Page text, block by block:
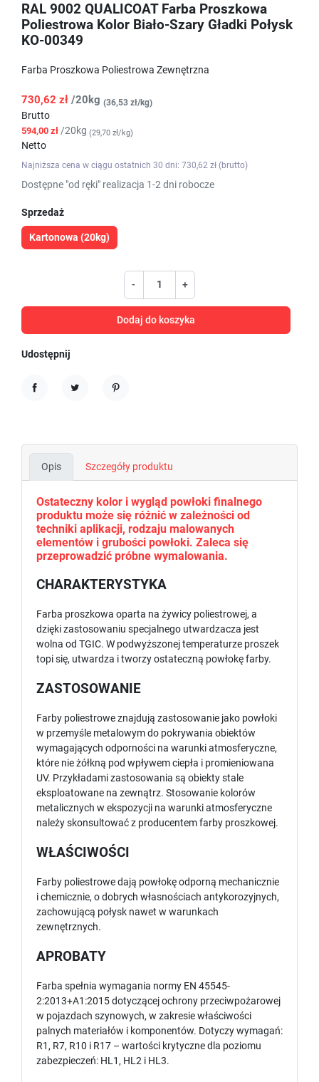
RAL 9002 QUALICOAT Farba Proszkowa
Poliestrowa Kolor Biało-Szary Gładki Połysk
KO-00349
Farba Proszkowa Poliestrowa Zewnętrzna
730,62 zł /20kg (36,53 zł/kg)
Brutto
594,00 zł /20kg (29,70 zł/kg)
Netto
Najniższa cena w ciągu ostatnich 30 dni: 730,62 zł (brutto)
Dostępne "od ręki" realizacja 1-2 dni robocze
Sprzedaż
Kartonowa (20kg)
- +
Dodaj do koszyka
Udostępnij
Opis Szczegóły produktu
Ostateczny kolor i wygląd powłoki finalnego
produktu może się różnić w zależności od
techniki aplikacji, rodzaju malowanych
elementów i grubości powłoki. Zaleca się
przeprowadzić próbne wymalowania.
CHARAKTERYSTYKA
Farba proszkowa oparta na żywicy poliestrowej, a
dzięki zastosowaniu specjalnego utwardzacza jest
wolna od TGIC. W podwyższonej temperaturze proszek
topi się, utwardza i tworzy ostateczną powłokę farby.
ZASTOSOWANIE
Farby poliestrowe znajdują zastosowanie jako powłoki
w przemyśle metalowym do pokrywania obiektów
wymagających odporności na warunki atmosferyczne,
które nie żółkną pod wpływem ciepła i promieniowana
UV. Przykładami zastosowania są obiekty stale
eksploatowane na zewnątrz. Stosowanie kolorów
metalicznych w ekspozycji na warunki atmosferyczne
należy skonsultować z producentem farby proszkowej.
WŁAŚCIWOŚCI
Farby poliestrowe dają powłokę odporną mechanicznie
i chemicznie, o dobrych własnościach antykorozyjnych,
zachowującą połysk nawet w warunkach
zewnętrznych.
APROBATY
Farba spełnia wymagania normy EN 45545-
2:2013+A1:2015 dotyczącej ochrony przeciwpożarowej
w pojazdach szynowych, w zakresie właściwości
palnych materiałów i komponentów. Dotyczy wymagań:
R1, R7, R10 i R17 – wartości krytyczne dla poziomu
zabezpieczeń: HL1, HL2 i HL3.